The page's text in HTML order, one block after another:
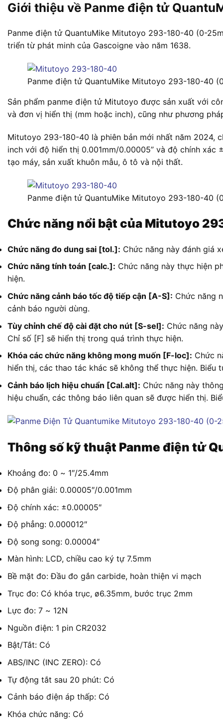
Giới thiệu về Panme điện tử
Panme điện tử QuantuMike Mitutoyo 293-180-40 (0-
triển từ phát minh của Gascoigne vào năm 1638.
Panme điện tử QuantuMike Mitutoyo 293-180-40
Sản phẩm panme điện tử Mitutoyo được sản xuất với
và đơn vị hiển thị (mm hoặc inch), cũng như phương
Mitutoyo 293-180-40 là phiên bản mới nhất năm 2024,
inch với độ hiển thị 0.001mm/0.00005” và độ chính
tạo máy, sản xuất khuôn mẫu, ô tô và nội thất.
Panme điện tử QuantuMike Mitutoyo 293-180-40
Chức năng nổi bật của Mitutoyo
Chức năng đo dung sai [tol.]: Chức năng này đánh giá
Chức năng tính toán [calc.]: Chức năng này thực hiện
hiện.
Chức năng cảnh báo tốc độ tiếp cận [A-S]: Chức năng
cảnh báo người dùng.
Tùy chỉnh chế độ cài đặt cho nút [S-sel]: Chức năng
Chỉ số [F] sẽ hiển thị trong quá trình thực hiện.
Khóa các chức năng không mong muốn [F-loc]: Chức
hiển thị, các thao tác khác sẽ không thể thực hiện.
Cảnh báo lịch hiệu chuẩn [Cal.alt]: Chức năng này
hiệu chuẩn, các thông báo liên quan sẽ được hiển thị.
Thông số kỹ thuật Panme điện tử
Khoảng đo: 0 ~ 1″/25.4mm
Độ phân giải: 0.00005″/0.001mm
Độ chính xác: ±0.00005″
Độ phẳng: 0.000012″
Độ song song: 0.00004″
Màn hình: LCD, chiều cao ký tự 7.5mm
Bề mặt đo: Đầu đo gắn carbide, hoàn thiện vi mạch
Trục đo: Có khóa trục, ø6.35mm, bước trục 2mm
Lực đo: 7 ~ 12N
Nguồn điện: 1 pin CR2032
Bật/Tắt: Có
ABS/INC (INC ZERO): Có
Tự động tắt sau 20 phút: Có
Cảnh báo điện áp thấp: Có
Khóa chức năng: Có